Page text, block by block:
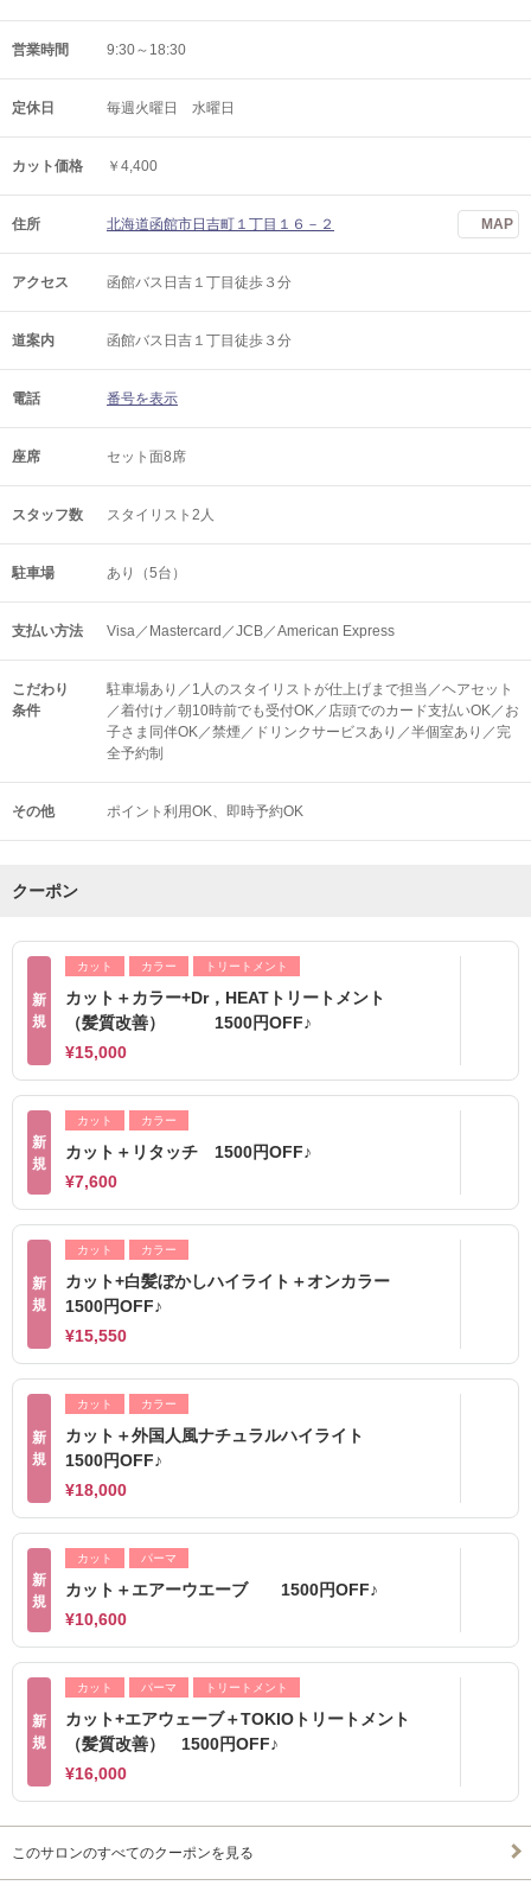
営業時間 9:30～18:30
定休日 毎週火曜日 水曜日
カット価格 ￥4,400
住所 北海道函館市日吉町１丁目１６－２ MAP
アクセス 函館バス日吉１丁目徒歩３分
道案内 函館バス日吉１丁目徒歩３分
電話 番号を表示
座席 セット面8席
スタッフ数 スタイリスト2人
駐車場 あり（5台）
支払い方法 Visa／Mastercard／JCB／American Express
こだわり
条件
駐車場あり／1人のスタイリストが仕上げまで担当／ヘアセット
／着付け／朝10時前でも受付OK／店頭でのカード支払いOK／お
子さま同伴OK／禁煙／ドリンクサービスあり／半個室あり／完
全予約制
その他 ポイント利用OK 即時予約OK
クーポン
新
規
カット カラー トリートメント
カット＋カラー+Dr，HEATトリートメント
（髪質改善） 1500円OFF♪
¥15,000
新
規
カット カラー
カット＋リタッチ 1500円OFF♪
¥7,600
新
規
カット カラー
カット+白髪ぼかしハイライト＋オンカラー
1500円OFF♪
¥15,550
新
規
カット カラー
カット＋外国人風ナチュラルハイライト
1500円OFF♪
¥18,000
新
規
カット パーマ
カット＋エアーウエーブ 1500円OFF♪
¥10,600
新
規
カット パーマ トリートメント
カット+エアウェーブ＋TOKIOトリートメント
（髪質改善） 1500円OFF♪
¥16,000
このサロンのすべてのクーポンを見る